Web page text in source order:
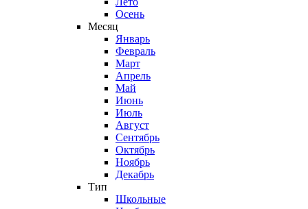
Осень
Месяц
Январь
Февраль
Март
Апрель
Май
Июнь
Июль
Август
Сентябрь
Октябрь
Ноябрь
Декабрь
Тип
Школьные